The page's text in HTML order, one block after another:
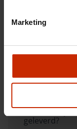
Marketing
Er is toch ook
voegt BOVAG
Wat valt er
Kan ik voor
garage
Worden al
geleverd?